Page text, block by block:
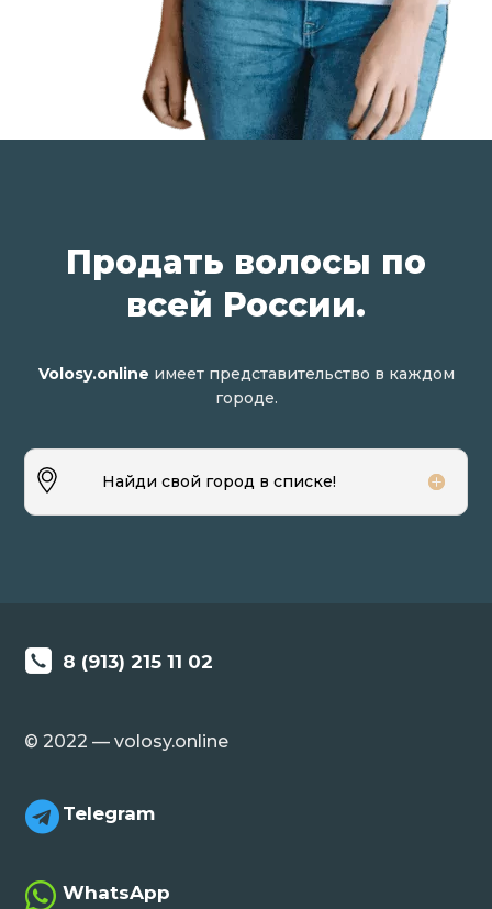
Продать волосы по
всей России.
Volosy.online имеет представительство в каждом
городе.
Найди свой город в списке!
8 (913) 215 11 02
© 2022 — volosy.online
 Telegram
 WhatsApp